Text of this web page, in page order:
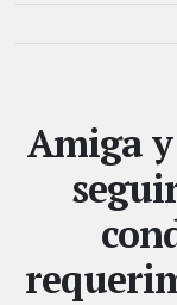
Amiga